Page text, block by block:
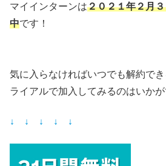
マイインターンは２０２１年２月
中です！
気に入らなければいつでも解約で
ライアルで加入してみるのはいか
↓ ↓ ↓ ↓ ↓